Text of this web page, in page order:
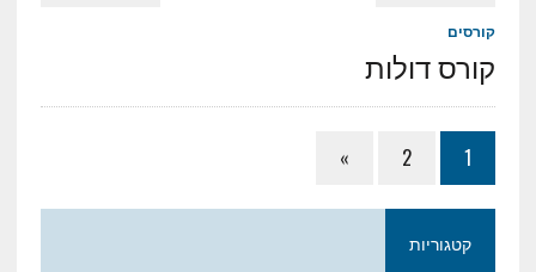
קורסים
קורס דולות
1
2
»
קטגוריות